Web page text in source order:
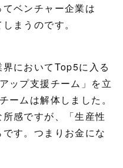
ベンチャー企業は
まうのです。
においてTop5に入る
ップ支援チーム」を立
ームは解体しました。
感ですが、「生産性
す。つまりお金にな